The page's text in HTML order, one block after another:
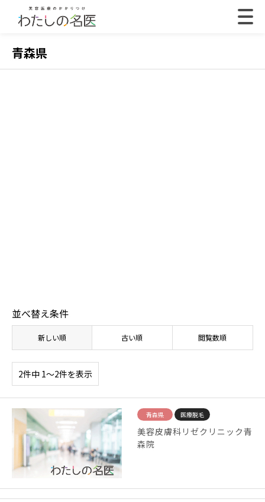
青森県
並べ替え条件
新しい順 古い順 閲覧数順
2件中 1〜2件を表示
青森県 医療脱毛
美容皮膚科リゼクリニック青
森院